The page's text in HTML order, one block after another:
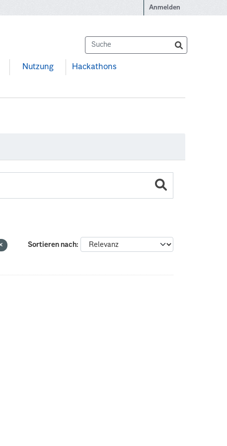
Anmelden
Nutzung Hackathons
Sortieren nach